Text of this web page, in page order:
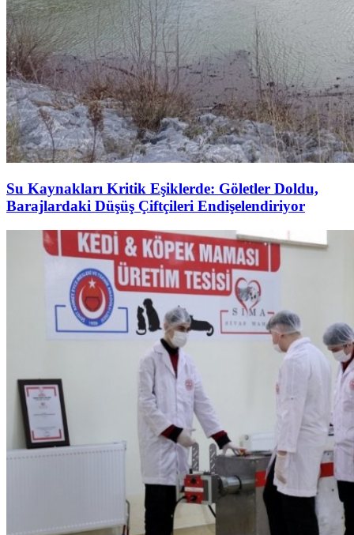
Su Kaynakları Kritik Eşiklerde: Göletler Doldu,
Barajlardaki Düşüş Çiftçileri Endişelendiriyor